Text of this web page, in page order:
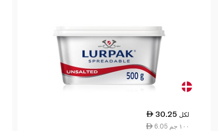
30.25 لكل
6.05 ١٠٠ جم